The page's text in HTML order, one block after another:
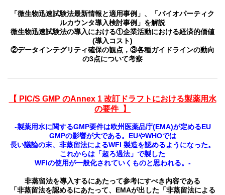
「微生物迅速試験法最新情報と適用事例」、「バイオパーティク
ルカウンタ導入検討事例」を解説
微生物迅速試験法の導入における①企業活動における経済的価値
(導入コスト)
②データインテグリティ確保の観点，③各種ガイドラインの動向
の3点について考察
【 PIC/S GMP のAnnex 1 改訂ドラフトにおける製薬用水
の要件 】
-製薬用水に関するGMP要件は欧州医薬品庁(EMA)が定めるEU
GMPの影響が大である。EUやWHOでは
長い議論の末、非蒸留法によるWFI 製造を認めるようになった。
これからは「超ろ過法」で製した
WFIの使用が一般化されていくものと思われる。-
非蒸留法を導入するにあたって参考にすべき内容である
「非蒸留法を認めるにあたって、EMAが出した「非蒸留法による